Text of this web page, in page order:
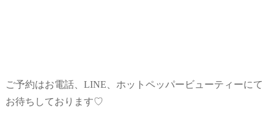
ご予約はお電話、LINE、ホットペッパービューティーにて
お待ちしております♡